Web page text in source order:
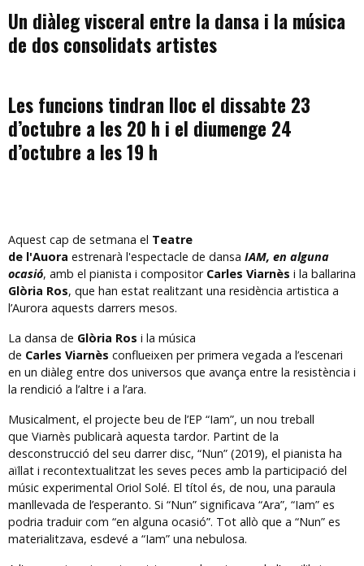
Un diàleg visceral entre la dansa i la música
de dos consolidats artistes
Les funcions tindran lloc el dissabte 23
d’octubre a les 20 h i el diumenge 24
d’octubre a les 19 h
Aquest cap de setmana el Teatre
de l'Auora estrenarà l'espectacle de dansa IAM, en alguna
ocasió, amb el pianista i compositor Carles Viarnès i la ballarina
Glòria Ros, que han estat realitzant una residència artistica a
l’Aurora aquests darrers mesos.
La dansa de Glòria Ros i la música
de Carles Viarnès conflueixen per primera vegada a l’escenari
en un diàleg entre dos universos que avança entre la resistència i
la rendició a l’altre i a l’ara.
Musicalment, el projecte beu de l’EP “Iam”, un nou treball
que Viarnès publicarà aquesta tardor. Partint de la
desconstrucció del seu darrer disc, “Nun” (2019), el pianista ha
aïllat i recontextualitzat les seves peces amb la participació del
músic experimental Oriol Solé. El títol és, de nou, una paraula
manllevada de l’esperanto. Si “Nun” significava “Ara”, “Iam” es
podria traduir com “en alguna ocasió”. Tot allò que a “Nun” es
materialitzava, esdevé a “Iam” una nebulosa.